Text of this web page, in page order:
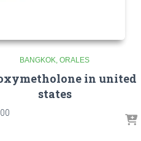
BANGKOK ORALES
in united
states